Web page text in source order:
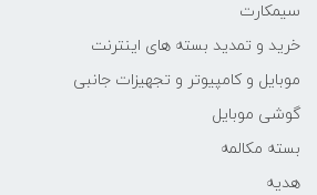
سیمکارت
خرید و تمدید بسته های اینترنت
موبایل و کامپیوتر و تجهیزات جانبی
گوشی موبایل
بسته مکالمه
هدیه